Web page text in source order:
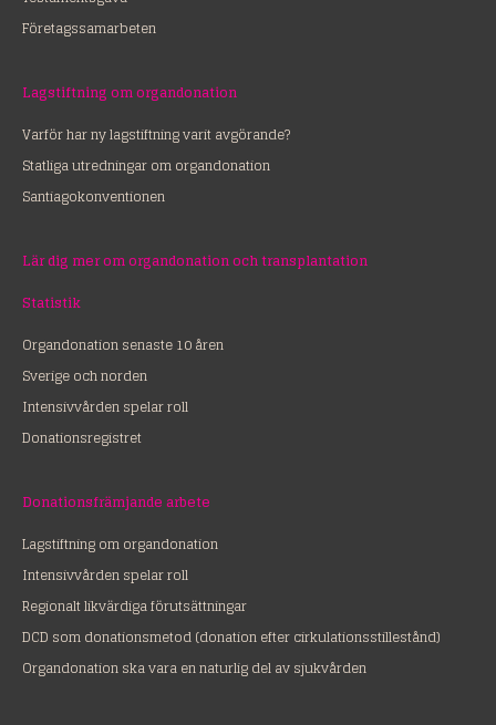
Företagssamarbeten
Lagstiftning om organdonation
Varför har ny lagstiftning varit avgörande?
Statliga utredningar om organdonation
Santiagokonventionen
Lär dig mer om organdonation och transplantation
Statistik
Organdonation senaste 10 åren
Sverige och norden
Intensivvården spelar roll
Donationsregistret
Donationsfrämjande arbete
Lagstiftning om organdonation
Intensivvården spelar roll
Regionalt likvärdiga förutsättningar
DCD som donationsmetod (donation efter cirkulationsstillestånd)
Organdonation ska vara en naturlig del av sjukvården